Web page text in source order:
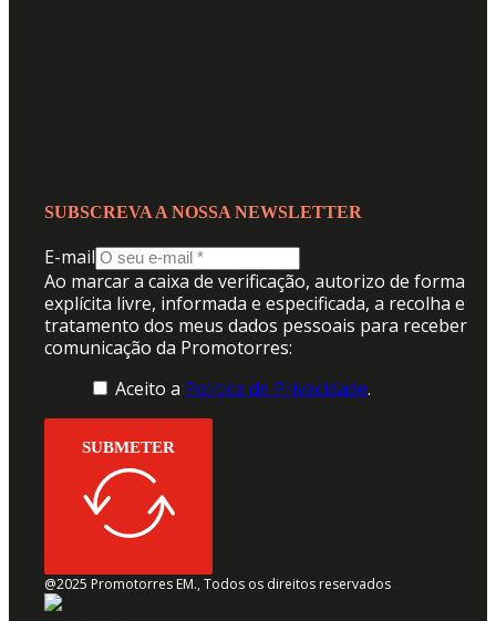
SUBSCREVA A NOSSA NEWSLETTER
E-mail
Ao marcar a caixa de verificação, autorizo de forma
explícita livre, informada e especificada, a recolha e
tratamento dos meus dados pessoais para receber
comunicação da Promotorres:
Aceito a Politica de Privacidade.
SUBMETER
@2025 Promotorres EM., Todos os direitos reservados